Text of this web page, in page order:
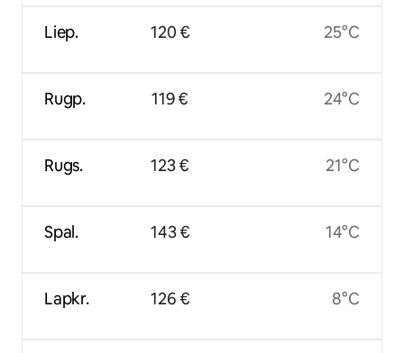
Liep.
Rugp.
Rugs.
Spal.
Lapkr.
120 €
119 €
123 €
143 €
126 €
25°C
24°C
21°C
14°C
8°C